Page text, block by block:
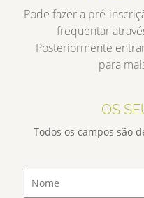
Pode fazer a pré-
frequentar
Posteriormente
para
OS
Todos os campos são